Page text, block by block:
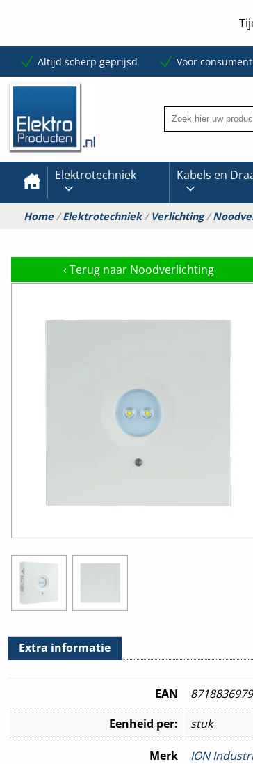
Altijd scherp geprijsd Voor
Elektrotechniek Kabels en
Home/Elektrotechniek/Verlichting/
‹ Terug naar Noodverlichting
Extra informatie
EAN
Eenheid per:
stuk
Merk
ION